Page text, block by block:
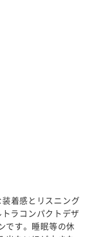
着感とリスニング
ラコンパクトデザ
です。睡眠等の休